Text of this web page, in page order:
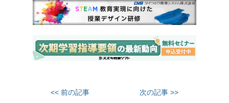
<< 前の記事 次の記事 >>